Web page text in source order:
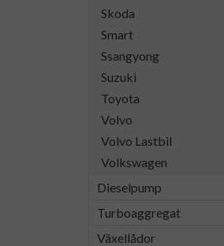
Skoda
Smart
Ssangyong
Suzuki
Toyota
Volvo
Volvo Lastbil
Volkswagen
Dieselpump
Turboaggregat
Växellådor